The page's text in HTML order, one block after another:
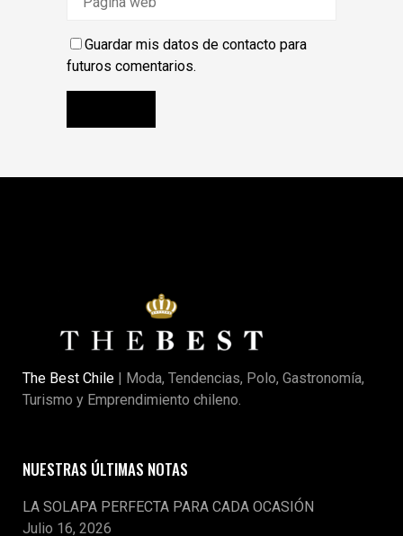
Guardar mis datos de contacto para
futuros comentarios.
The Best Chile | Moda, Tendencias, Polo, Gastronomía,
Turismo y Emprendimiento chileno.
NUESTRAS ÚLTIMAS NOTAS
LA SOLAPA PERFECTA PARA CADA OCASIÓN
Julio 16, 2026